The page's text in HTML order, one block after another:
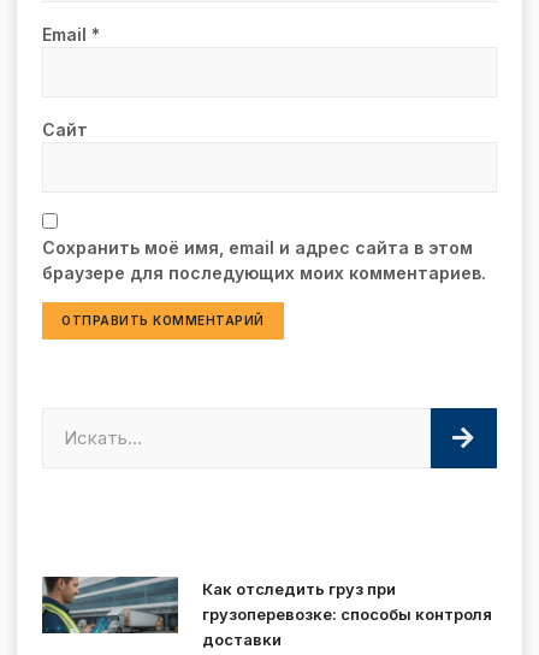
Email *
Сайт
Сохранить моё имя, email и адрес сайта в этом
браузере для последующих моих комментариев.
Как отследить груз при
грузоперевозке: способы контроля
доставки